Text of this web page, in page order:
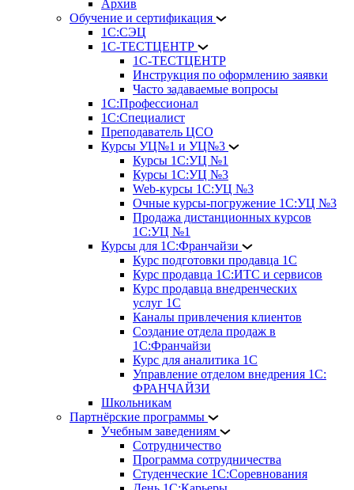
Архив
Обучение и сертификация
1С:СЭЦ
1С-ТЕСТЦЕНТР
1С-ТЕСТЦЕНТР
Инструкция по оформлению заявки
Часто задаваемые вопросы
1С:Профессионал
1С:Специалист
Преподаватель ЦСО
Курсы УЦ№1 и УЦ№3
Курсы 1С:УЦ №1
Курсы 1С:УЦ №3
Web-курсы 1С:УЦ №3
Очные курсы-погружение 1С:УЦ №3
Продажа дистанционных курсов
1С:УЦ №1
Курсы для 1С:Франчайзи
Курс подготовки продавца 1С
Курс продавца 1С:ИТС и сервисов
Курс продавца внедренческих
услуг 1С
Каналы привлечения клиентов
Создание отдела продаж в
1С:Франчайзи
Курс для аналитика 1С
Управление отделом внедрения 1С:
ФРАНЧАЙЗИ
Школьникам
Партнёрские программы
Учебным заведениям
Сотрудничество
Программа сотрудничества
Студенческие 1С:Соревнования